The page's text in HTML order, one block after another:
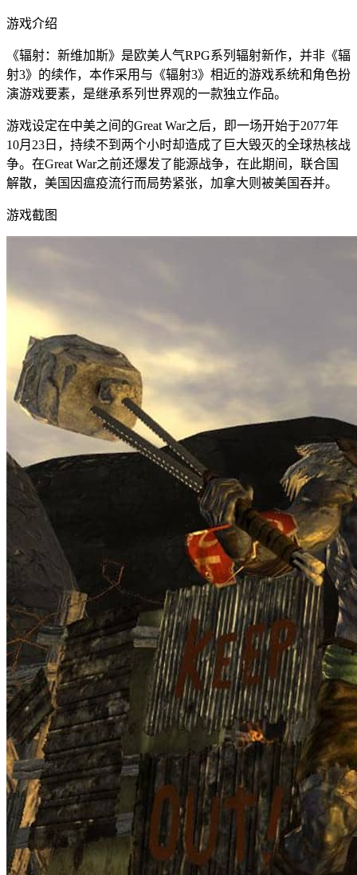
游戏介绍
《辐射：新维加斯》是欧美人气RPG系列辐射新作，并非《辐
射3》的续作，本作采用与《辐射3》相近的游戏系统和角色扮
演游戏要素，是继承系列世界观的一款独立作品。
游戏设定在中美之间的Great War之后，即一场开始于2077年
10月23日，持续不到两个小时却造成了巨大毁灭的全球热核战
争。在Great War之前还爆发了能源战争，在此期间，联合国
解散，美国因瘟疫流行而局势紧张，加拿大则被美国吞并。
游戏截图